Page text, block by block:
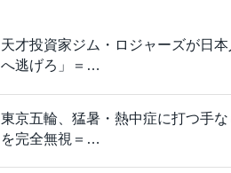
天才投資家ジム・ロジャーズが日
へ逃げろ」＝…
東京五輪、猛暑・熱中症に打つ手
を完全無視＝…